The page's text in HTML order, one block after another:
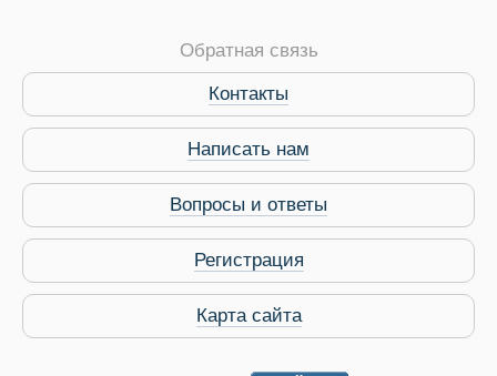
Обратная связь
Контакты
Написать нам
Вопросы и ответы
Регистрация
Карта сайта